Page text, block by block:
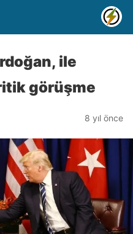
ile
görüşme
8 yıl önce